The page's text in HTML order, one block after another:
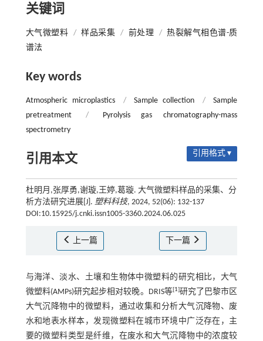
关键词
大气微塑料 / 样品采集 / 前处理 / 热裂解气相色谱-质
谱法
Key words
Atmospheric microplastics / Sample collection /
Sample
pretreatment
/
Pyrolysis gas chromatography-mass
spectrometry
引用本文 引用格式 ▾
杜明月,张厚勇,谢璇,王婷,葛璇. 大气微塑料样品的采集、分
析方法研究进展[J]. 塑料科技, 2024, 52(06): 132-137
DOI:10.15925/j.cnki.issn1005-3360.2024.06.025
上一篇 下一篇
与海洋、淡水、土壤和生物体中微塑料的研究相比，大气
微塑料(AMPs)研究起步相对较晚。DRIS等[1]研究了巴黎市区
大气沉降物中的微塑料，通过收集和分析大气沉降物、废
水和地表水样本，发现微塑料在城市环境中广泛存在，主
要的微塑料类型是纤维，在废水和大气沉降物中的浓度较